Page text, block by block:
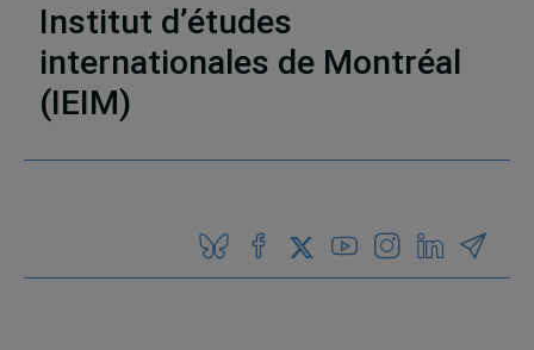
Institut d’études
internationales de Montréal
(IEIM)